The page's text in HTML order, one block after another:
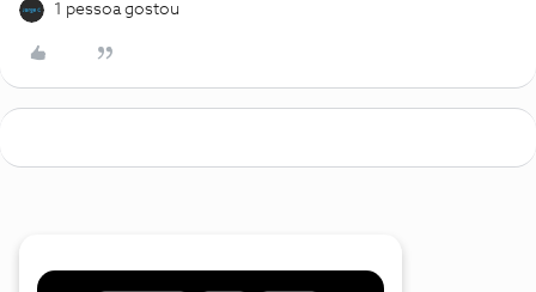
1 pessoa gostou